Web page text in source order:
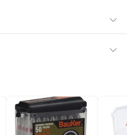
7.3 cm
que, si no te gustó el producto
de que necesitas otro tipo de producto
la devolución de tu dinero o el
primeros 30 días naturales, después de